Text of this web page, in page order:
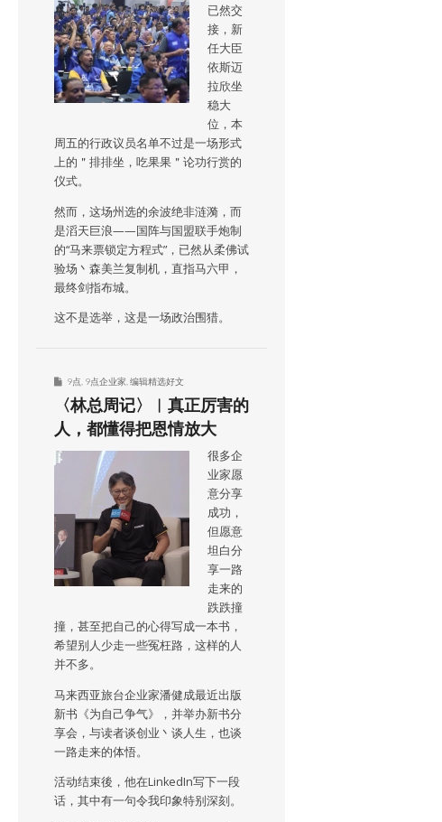
已然交
接，新
任大臣
依斯迈
拉欣坐
稳大
位，本
周五的行政议员名单不过是一场形式
上的＂排排坐，吃果果＂论功行赏的
仪式。
然而，这场州选的余波绝非涟漪，而
是滔天巨浪——国阵与国盟联手炮制
的“马来票锁定方程式”，已然从柔佛试
验场丶森美兰复制机，直指马六甲，
最终剑指布城。
这不是选举，这是一场政治围猎。
9点 9点企业家 编辑精选好文
〈林总周记〉︱真正厉害的
人，都懂得把恩情放大
很多企
业家愿
意分享
成功，
但愿意
坦白分
享一路
走来的
跌跌撞
撞，甚至把自己的心得写成一本书，
希望别人少走一些冤枉路，这样的人
并不多。
马来西亚旅台企业家潘健成最近出版
新书《为自己争气》，并举办新书分
享会，与读者谈创业丶谈人生，也谈
一路走来的体悟。
活动结束後，他在LinkedIn写下一段
话，其中有一句令我印象特别深刻。